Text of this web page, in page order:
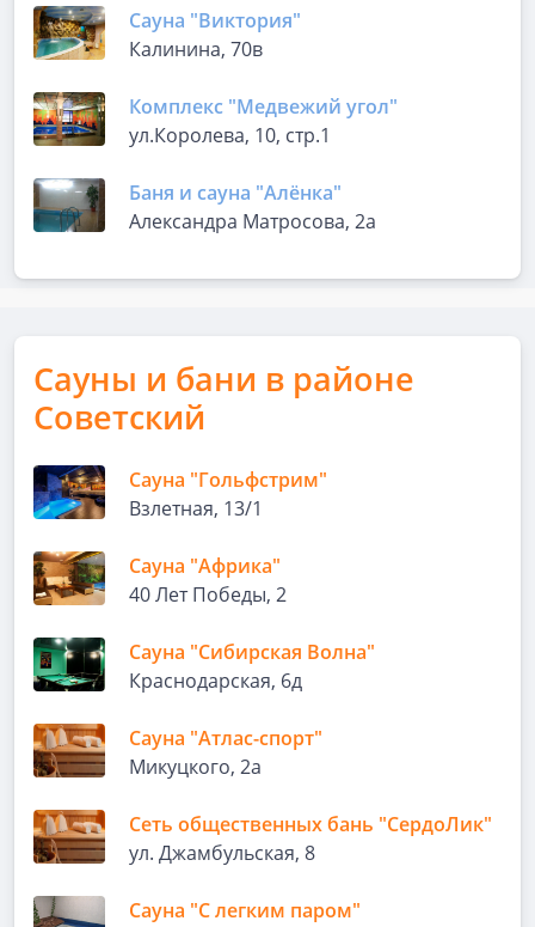
Сауна "Виктория"
Калинина, 70в
Комплекс "Медвежий угол"
ул.Королева, 10, стр.1
Баня и сауна "Алёнка"
Александра Матросова, 2а
Сауны и бани в районе
Советский
Сауна "Гольфстрим"
Взлетная, 13/1
Сауна "Африка"
40 Лет Победы, 2
Сауна "Сибирская Волна"
Краснодарская, 6д
Сауна "Атлас-спорт"
Микуцкого, 2а
Сеть общественных бань "СердоЛик"
ул. Джамбульская, 8
Сауна "С легким паром"